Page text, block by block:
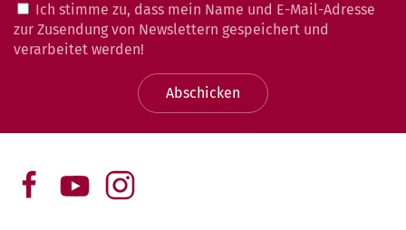
Ich stimme zu, dass mein Name und E-Mail-Adresse
zur Zusendung von Newslettern gespeichert und
verarbeitet werden!
Abschicken